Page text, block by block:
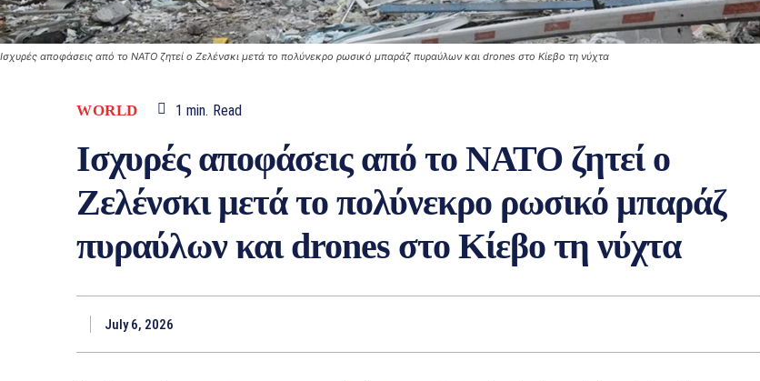
Ισχυρές αποφάσεις από το ΝΑΤΟ ζητεί ο Ζελένσκι μετά το πολύνεκρο ρωσικό μπαράζ πυραύλων και drones στο Κίεβο τη νύχτα
WORLD 1 min. Read
Ισχυρές αποφάσεις από το ΝΑΤΟ ζητεί ο
Ζελένσκι μετά το πολύνεκρο ρωσικό μπαράζ
πυραύλων και drones στο Κίεβο τη νύχτα
July 6, 2026